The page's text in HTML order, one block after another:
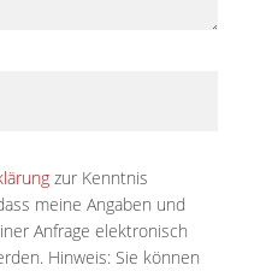
zur Kenntnis
meine Angaben und
Anfrage elektronisch
Hinweis: Sie können